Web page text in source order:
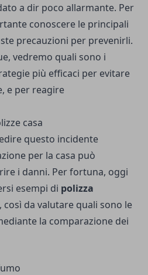
a dir poco allarmante. Per
conoscere le principali
precauzioni per prevenirli.
vedremo quali sono i
più efficaci per evitare
e per reagire
casa
questo incidente
per la casa può
i danni. Per fortuna, oggi
esempi di polizza
così da valutare quali sono le
la comparazione dei